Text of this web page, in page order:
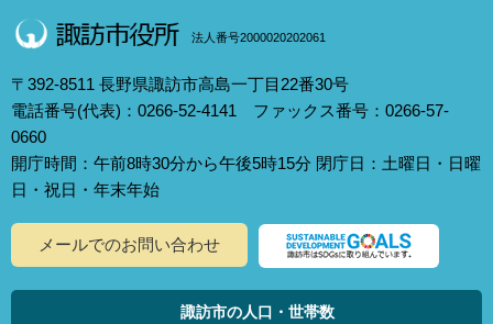
法人番号2000020202061
〒392-8511 長野県諏訪市高島一丁目22番30号
電話番号(代表)：0266-52-4141 ファックス番号：0266-57-
0660
開庁時間：午前8時30分から午後5時15分 閉庁日：土曜日・日曜
日・祝日・年末年始
メールでのお問い合わせ
諏訪市の人口・世帯数